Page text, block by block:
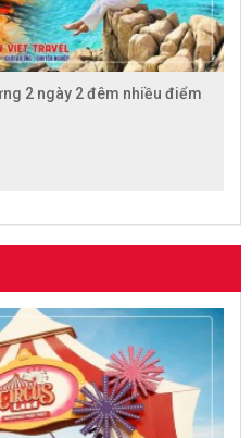
2 ngày 2 đêm nhiều điểm